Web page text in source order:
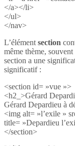
</a></li>
</ul>
</nav>
L’élément section
même thème,
section a une
significatif :
<section id= »vue »>
<h2_>Gérard
Gérard Depardieu à
<img alt= »l’exile »
title= »Depardieu
</section>